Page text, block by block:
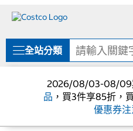
單
全站分類
2026/08/03-08/09
品 ，買3件享85折，
優惠券